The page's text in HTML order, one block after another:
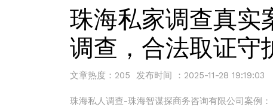
珠海私家调查真实
调查，合法取证守
文章热度：205 发布时间 ：2025-11-28 19:19:03
珠海私人调查-珠海智谋探商务咨询有限公司案例：